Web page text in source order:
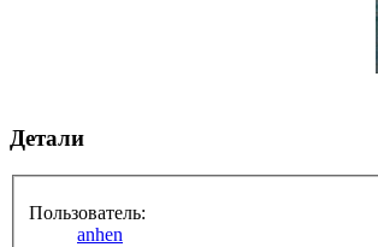
Детали
Пользователь:
anhen